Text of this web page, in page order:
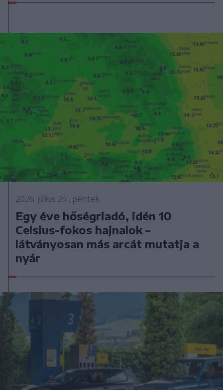
2026. július 24., péntek
Egy éve hőségriadó, idén 10
Celsius-fokos hajnalok –
látványosan más arcát mutatja a
nyár